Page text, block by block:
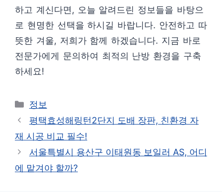
하고 계신다면, 오늘 알려드린 정보들을 바탕으
로 현명한 선택을 하시길 바랍니다. 안전하고 따
뜻한 겨울, 저희가 함께 하겠습니다. 지금 바로
전문가에게 문의하여 최적의 난방 환경을 구축
하세요!
카
테
리
정보
평택효성해링턴2단지 도배 장판, 친환경 자
재 시공 비교 필수!
서울특별시 용산구 이태원동 보일러 AS, 어디
에 맡겨야 할까?